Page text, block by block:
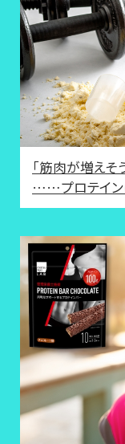
「筋肉が増えそ
……プロテイン